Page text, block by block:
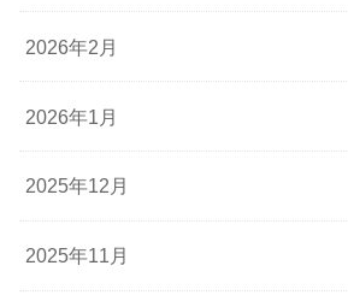
2026年2月
2026年1月
2025年12月
2025年11月